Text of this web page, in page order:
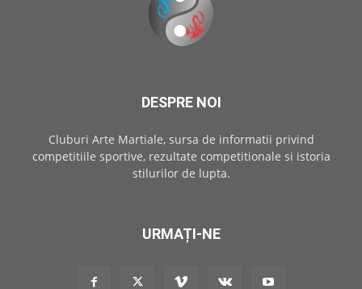
DESPRE NOI
Cluburi Arte Martiale, sursa de informatii privind
competitiile sportive, rezultate competitionale si istoria
stilurilor de lupta.
URMAȚI-NE